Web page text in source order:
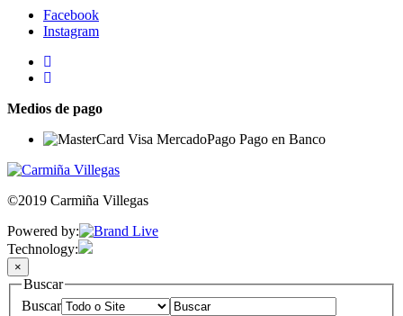
Facebook
Instagram
Medios de pago
©2019 Carmiña Villegas
Powered by:
Technology:
×
Buscar
Buscar